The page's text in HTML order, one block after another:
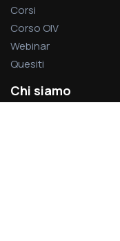
Corsi
Corso OIV
Webinar
Quesiti
Chi siamo